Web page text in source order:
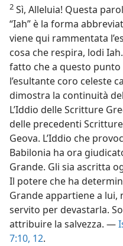
2 Sì, Alleluia! Questa
“Iah” è la forma
viene qui rammentata
cosa che respira, lodi
fatto che a questo punto
l’esultante coro celeste
dimostra la continuità
L’Iddio delle Scritture
delle precedenti
Geova. L’Iddio che
Babilonia ha ora
Grande. Gli sia ascritta
Il potere che ha
Grande appartiene a lui,
servito per devastarla.
attribuire la salvezza. —
7:10, 12.